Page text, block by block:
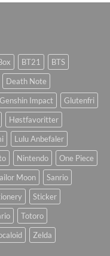
BT21
BTS
Death Note
Genshin Impact
Glutenfri
Høstfavoritter
Lulu Anbefaler
Nintendo
One Piece
Moon
Sanrio
Sticker
Totoro
Zelda